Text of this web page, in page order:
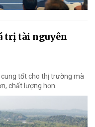
trị tài nguyên
tốt cho thị trường mà
chất lượng hơn.